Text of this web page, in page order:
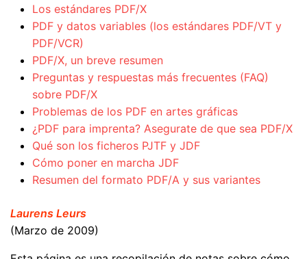
Los estándares PDF/X
PDF y datos variables (los estándares PDF/VT y
PDF/VCR)
PDF/X, un breve resumen
Preguntas y respuestas más frecuentes (FAQ)
sobre PDF/X
Problemas de los PDF en artes gráficas
¿PDF para imprenta? Asegurate de que sea PDF/X
Qué son los ficheros PJTF y JDF
Cómo poner en marcha JDF
Resumen del formato PDF/A y sus variantes
Laurens Leurs
(Marzo de 2009)